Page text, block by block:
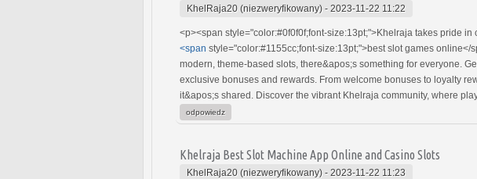
KhelRaja20 (niezweryfikowany) - 2023-11-22 11:22
<p><span style="color:#0f0f0f;font-size:13pt;">Khelraja takes pride
<span style="color:#1155cc;font-size:13pt;">best slot games
modern, theme-based slots, there&apos;s something for everyone.
exclusive bonuses and rewards. From welcome bonuses to loyalty
it&apos;s shared. Discover the vibrant Khelraja community, where
odpowiedz
Khelraja Best Slot Machine App Online and Casino Slots
KhelRaja20 (niezweryfikowany) - 2023-11-22 11:23